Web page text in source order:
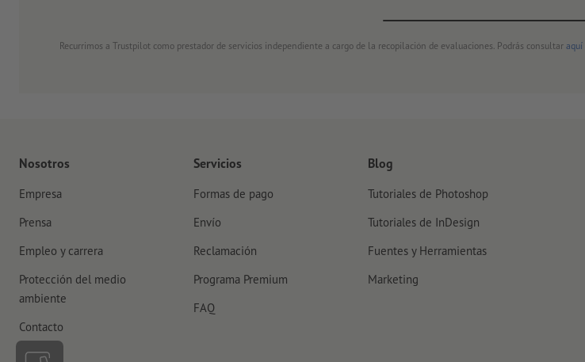
Recurrimos a Trustpilot como prestador de servicios independiente a cargo de la recopilación de evaluaciones. Podrás consultar aquí
Nosotros
Empresa
Prensa
Empleo y carrera
Protección del medio
ambiente
Contacto
Servicios
Formas de pago
Envío
Reclamación
Programa Premium
FAQ
Blog
Tutoriales de Photoshop
Tutoriales de InDesign
Fuentes y Herramientas
Marketing